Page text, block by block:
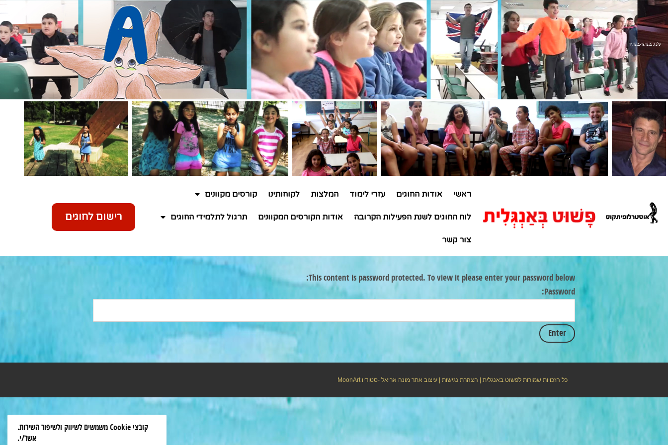
שלב 3 14.12.25-19.12.25
ראשי אודות החוגים עזרי לימוד המלצות לקוחותינו קורסים מקוונים
לוח החוגים לשנת הפעילות הקרובה אודות הקורסים המקוונים תרגול לתלמידי החוגים
צור קשר
רישום לחוגים
This content is password protected. To view it please enter your password below:
Password:
כל הזכויות שמורות לפשוט באנגלית | הצהרת נגישות | עיצוב אתר מונה אריאל -סטודיוMoonArt
קובצי Cookie משמשים לשיווק ולשיפור השירות.
אשר/י.